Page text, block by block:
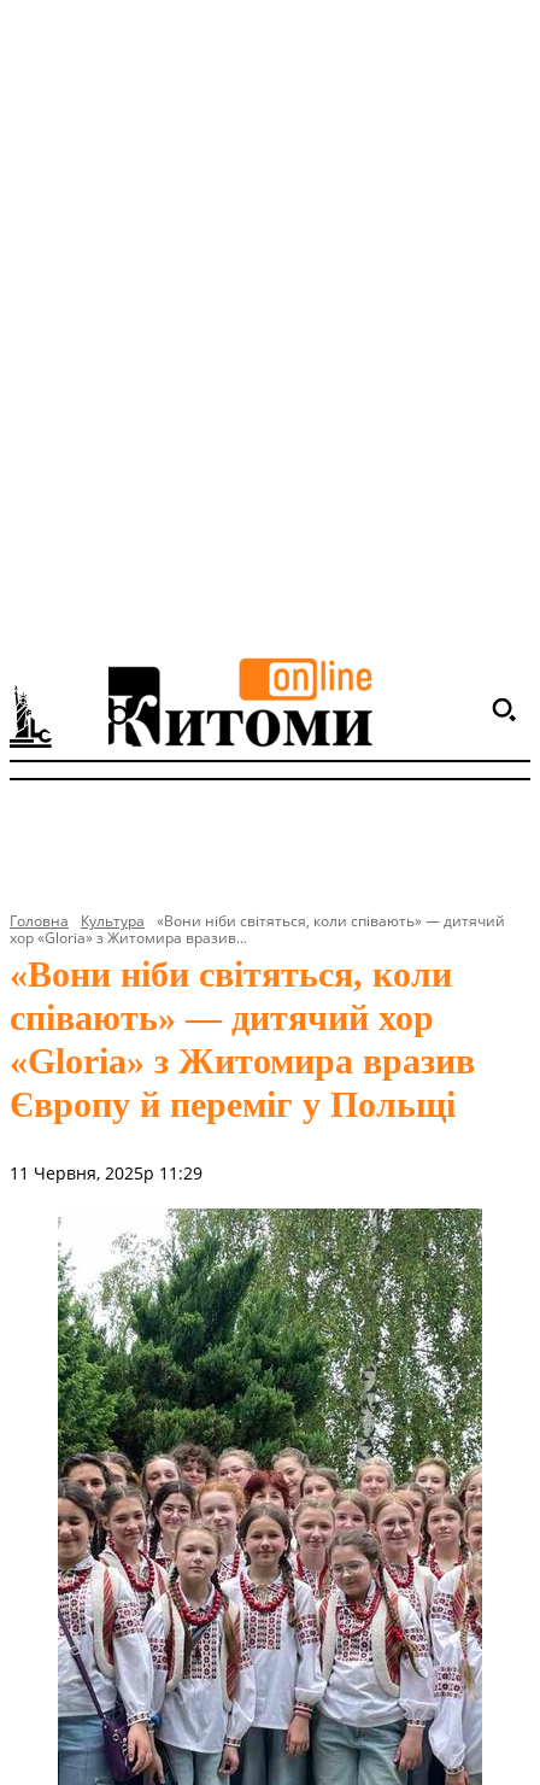
Головна Культура
«Вони ніби світяться, коли співають» — дитячий
хор «Gloria» з Житомира вразив...
«Вони ніби світяться, коли
співають» — дитячий хор
«Gloria» з Житомира вразив
Європу й переміг у Польщі
11 Червня, 2025р 11:29